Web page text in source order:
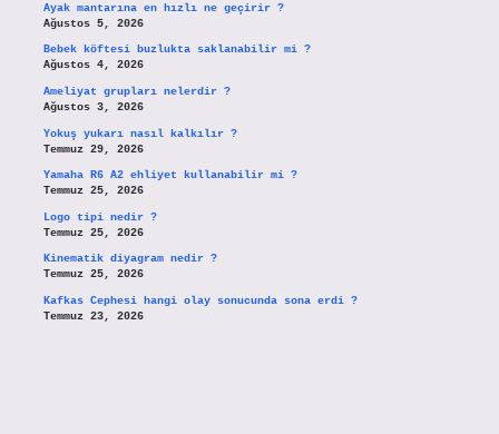
Ayak mantarına en hızlı ne geçirir ?
Ağustos 5, 2026
Bebek köftesi buzlukta saklanabilir mi ?
Ağustos 4, 2026
Ameliyat grupları nelerdir ?
Ağustos 3, 2026
Yokuş yukarı nasıl kalkılır ?
Temmuz 29, 2026
Yamaha R6 A2 ehliyet kullanabilir mi ?
Temmuz 25, 2026
Logo tipi nedir ?
Temmuz 25, 2026
Kinematik diyagram nedir ?
Temmuz 25, 2026
Kafkas Cephesi hangi olay sonucunda sona erdi ?
Temmuz 23, 2026